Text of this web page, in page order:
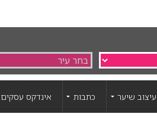
עיצוב שיער כתבות אינדקס עסקים